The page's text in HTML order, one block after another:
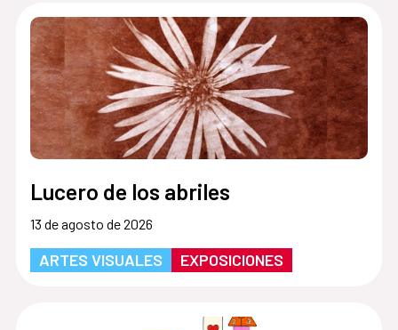
Lucero de los abriles
13 de agosto de 2026
ARTES VISUALES EXPOSICIONES